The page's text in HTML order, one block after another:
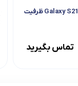
موبایل سامسونگ مدل Galaxy S21 5G ظرفیت
تماس بگیرید